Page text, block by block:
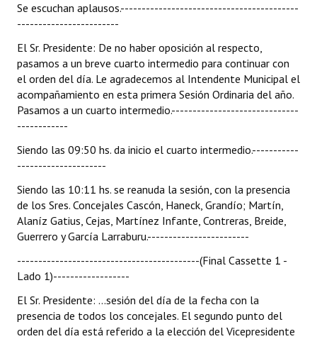
Se escuchan aplausos.------------------------------------------
------------------------
El Sr. Presidente: De no haber oposición al respecto,
pasamos a un breve cuarto intermedio para continuar con
el orden del día. Le agradecemos al Intendente Municipal el
acompañamiento en esta primera Sesión Ordinaria del año.
Pasamos a un cuarto intermedio.------------------------------
------------
Siendo las 09:50 hs. da inicio el cuarto intermedio.-----------
---------------------
Siendo las 10:11 hs. se reanuda la sesión, con la presencia
de los Sres. Concejales Cascón, Haneck, Grandío; Martín,
Alaníz Gatius, Cejas, Martínez Infante, Contreras, Breide,
Guerrero y García Larraburu.------------------------
-------------------------------------------(Final Cassette 1 -
Lado 1)------------------
El Sr. Presidente: ...sesión del día de la fecha con la
presencia de todos los concejales. El segundo punto del
orden del día está referido a la elección del Vicepresidente